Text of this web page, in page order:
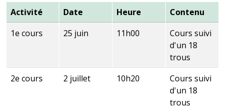
Activité Date Heure
Contenu
1e cours
25 juin 11h00
Cours suivi
d'un 18
trous
2e cours
2 juillet 10h20
Cours suivi
d'un 18
trous